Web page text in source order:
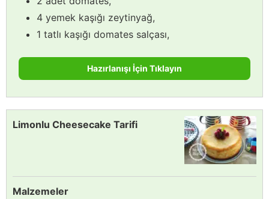
4 yemek kaşığı zeytinyağ,
1 tatlı kaşığı domates salçası,
Hazırlanışı İçin Tıklayın
Limonlu Cheesecake Tarifi
Malzemeler